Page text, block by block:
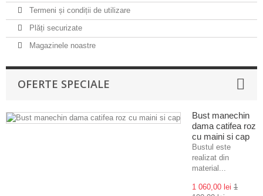
Termeni și condiții de utilizare
Plăți securizate
Magazinele noastre
OFERTE SPECIALE
Bust manechin
dama catifea roz
cu maini si cap
Bustul este
realizat din
material...
1 060,00 lei 1